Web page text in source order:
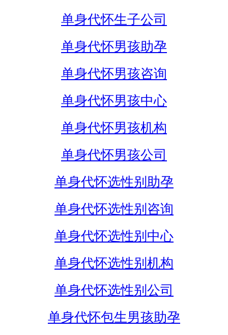
单身代怀生子公司
单身代怀男孩助孕
单身代怀男孩咨询
单身代怀男孩中心
单身代怀男孩机构
单身代怀男孩公司
单身代怀选性别助孕
单身代怀选性别咨询
单身代怀选性别中心
单身代怀选性别机构
单身代怀选性别公司
单身代怀包生男孩助孕